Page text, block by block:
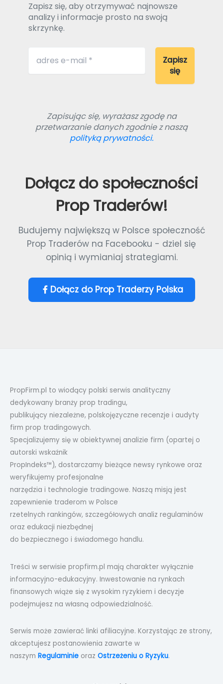
Zapisz się, aby otrzymywać najnowsze
analizy i informacje prosto na swoją
skrzynkę.
Zapisując się, wyrażasz zgodę na
przetwarzanie danych zgodnie z naszą
polityką prywatności.
Dołącz do społeczności
Prop Traderów!
Budujemy największą w Polsce społeczność
Prop Traderów na Facebooku - dziel się
opinią i wymianiaj strategiami.
Dołącz do Prop Traderzy Polska
PropFirm.pl to wiodący polski serwis analityczny
dedykowany branży prop tradingu,
publikujący niezależne, polskojęzyczne recenzje i audyty
firm prop tradingowych.
Specjalizujemy się w obiektywnej analizie firm (opartej o
autorski wskaźnik
PropIndeks™), dostarczamy bieżące newsy rynkowe oraz
weryfikujemy profesjonalne
narzędzia i technologie tradingowe. Naszą misją jest
zapewnienie traderom w Polsce
rzetelnych rankingów, szczegółowych analiz regulaminów
oraz edukacji niezbędnej
do bezpiecznego i świadomego handlu.
Treści w serwisie propfirm.pl mają charakter wyłącznie
informacyjno-edukacyjny. Inwestowanie na rynkach
finansowych wiąże się z wysokim ryzykiem i decyzje
podejmujesz na własną odpowiedzialność.
Serwis może zawierać linki afiliacyjne. Korzystając ze strony,
akceptujesz postanowienia zawarte w
naszym Regulaminie oraz Ostrzeżeniu o Ryzyku.